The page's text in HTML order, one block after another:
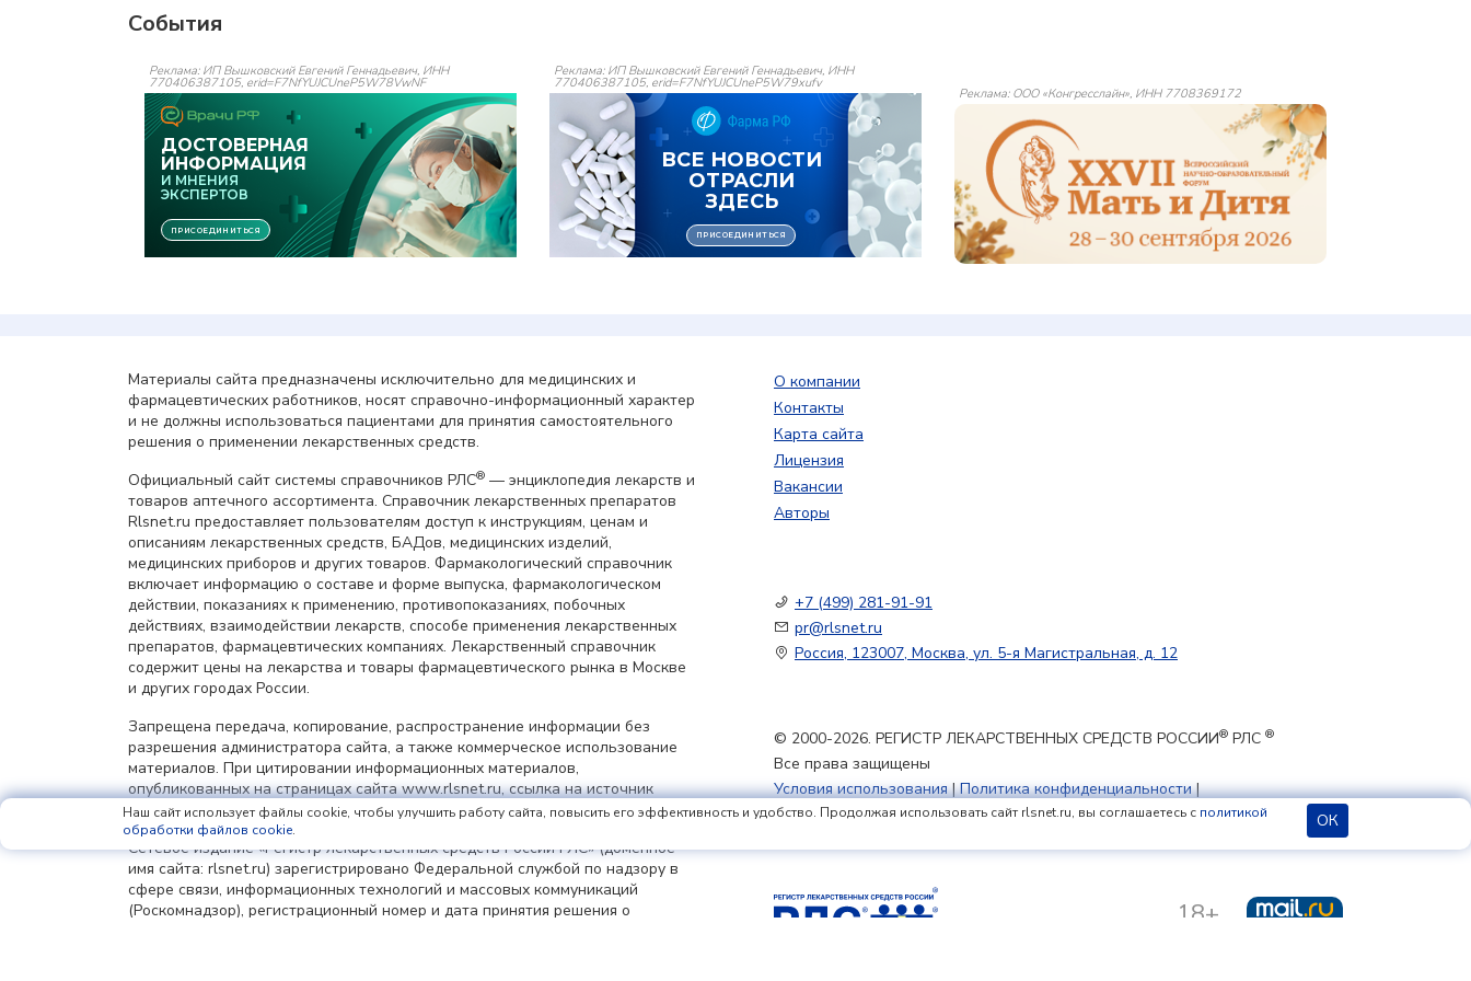
События
Реклама: ИП Вышковский Евгений Геннадьевич, ИНН
770406387105, erid=F7NfYUJCUneP5W78VwNF
Реклама: ИП Вышковский Евгений Геннадьевич, ИНН
770406387105, erid=F7NfYUJCUneP5W79xufv
Реклама: ООО «Конгресслайн», ИНН 7708369172
Материалы сайта предназначены исключительно для медицинских и
фармацевтических работников, носят справочно-информационный характер
и не должны использоваться пациентами для принятия самостоятельного
решения о применении лекарственных средств.
Официальный сайт системы справочников РЛС® — энциклопедия лекарств и
товаров аптечного ассортимента. Справочник лекарственных препаратов
Rlsnet.ru предоставляет пользователям доступ к инструкциям, ценам и
описаниям лекарственных средств, БАДов, медицинских изделий,
медицинских приборов и других товаров. Фармакологический справочник
включает информацию о составе и форме выпуска, фармакологическом
действии, показаниях к применению, противопоказаниях, побочных
действиях, взаимодействии лекарств, способе применения лекарственных
препаратов, фармацевтических компаниях. Лекарственный справочник
содержит цены на лекарства и товары фармацевтического рынка в Москве
и других городах России.
Запрещена передача, копирование, распространение информации без
разрешения администратора сайта, а также коммерческое использование
материалов. При цитировании информационных материалов,
опубликованных на страницах сайта www.rlsnet.ru, ссылка на источник
информации обязательна.
Сетевое издание «Регистр лекарственных средств России РЛС» (доменное
имя сайта: rlsnet.ru) зарегистрировано Федеральной службой по надзору в
сфере связи, информационных технологий и массовых коммуникаций
(Роскомнадзор), регистрационный номер и дата принятия решения о
О компании
Контакты
Карта сайта
Лицензия
Вакансии
Авторы
+7 (499) 281-91-91
pr@rlsnet.ru
Россия, 123007, Москва, ул. 5-я Магистральная, д. 12
© 2000-2026. РЕГИСТР ЛЕКАРСТВЕННЫХ СРЕДСТВ РОССИИ® РЛС ®
Все права защищены
Условия использования|Политика конфиденциальности|
Политика обработки файлов cookie
18+
Наш сайт использует файлы cookie, чтобы улучшить работу сайта, повысить его эффективность и удобство. Продолжая использовать сайт rlsnet.ru, вы соглашаетесь с политикой
обработки файлов cookie. ОК